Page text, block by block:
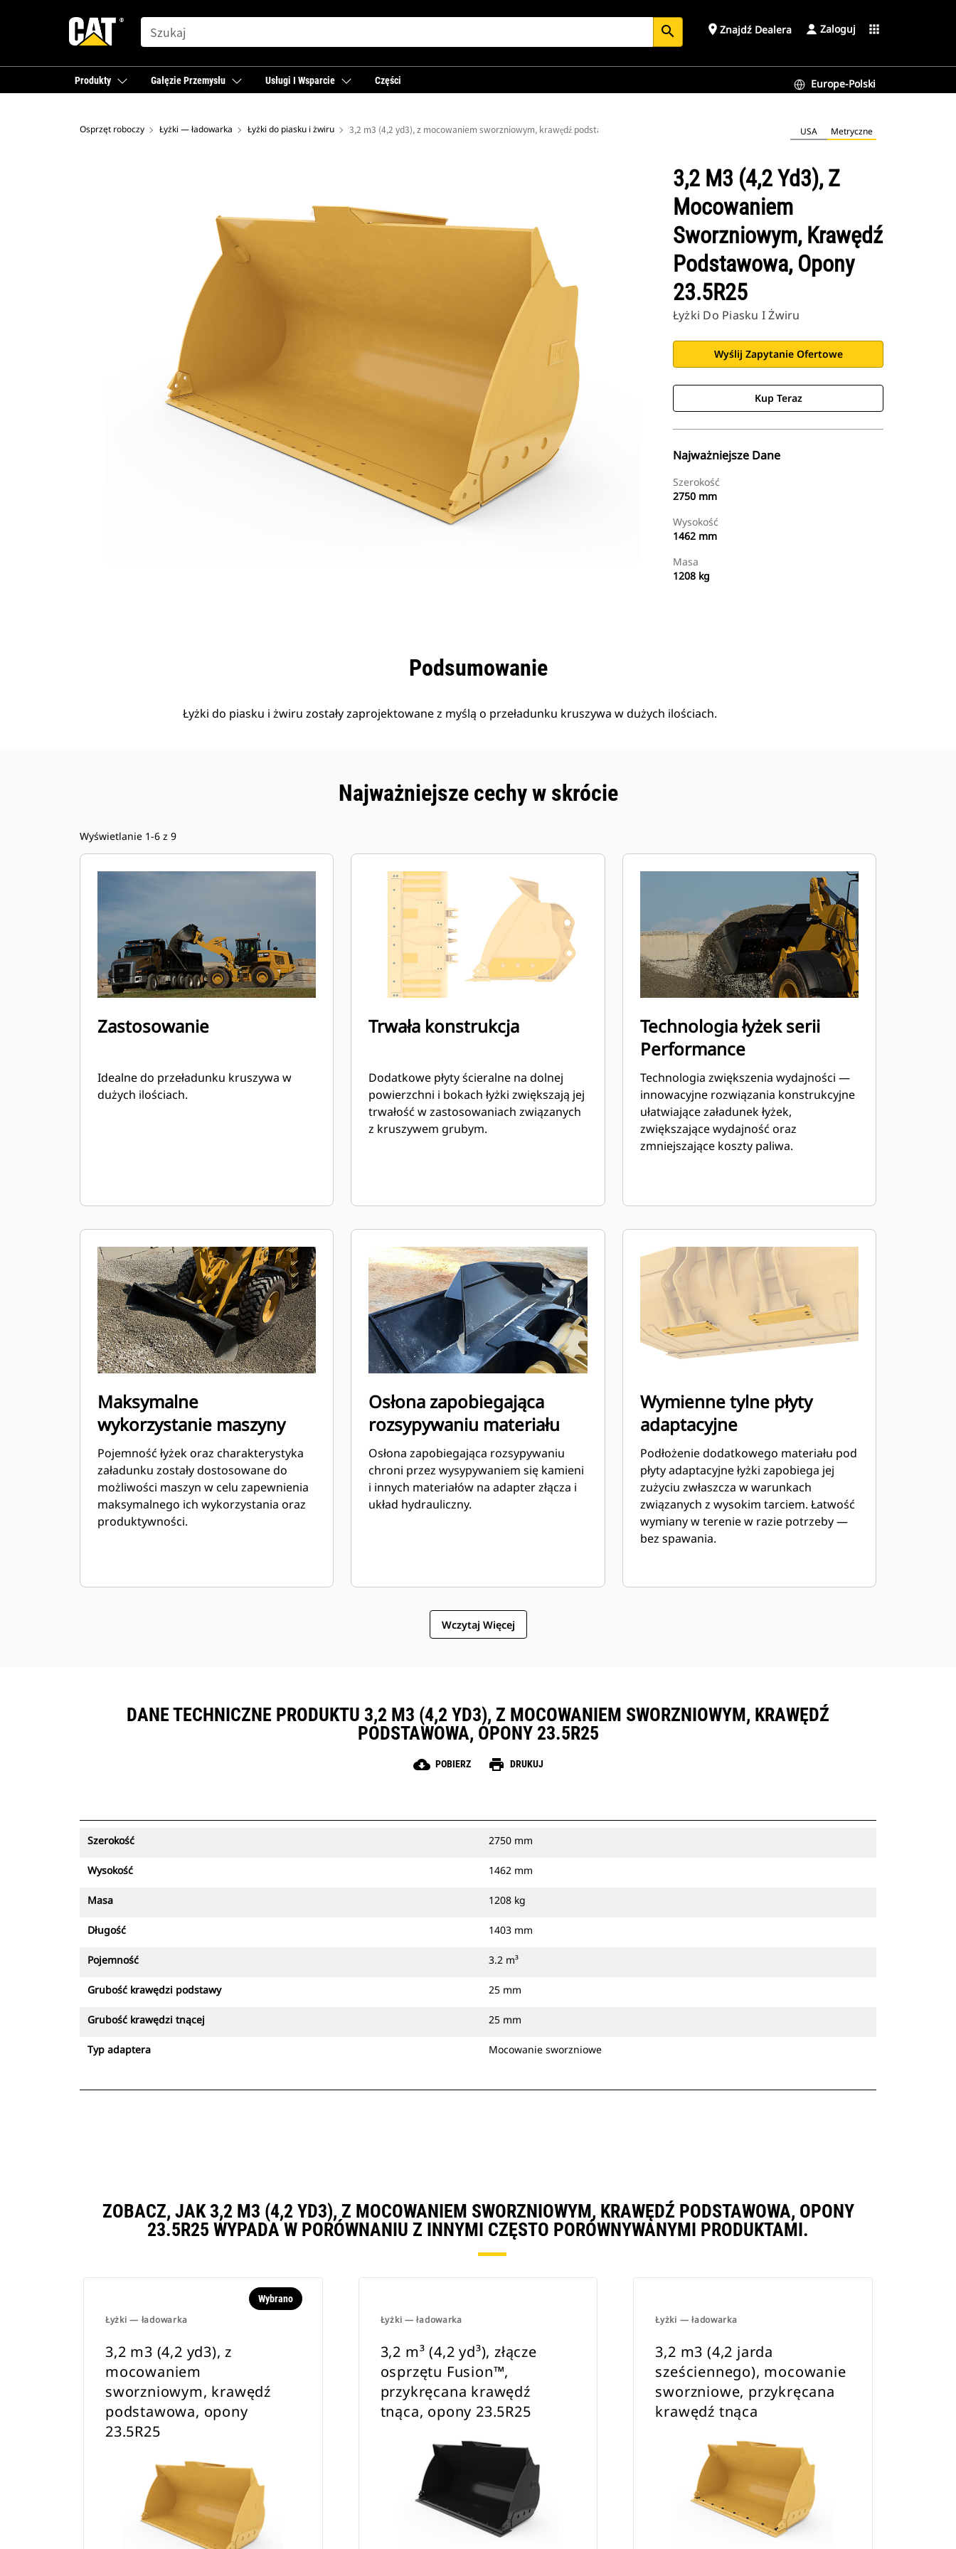
SEARCH search place Znajdź Dealera Zaloguj apps
Produkty Gałęzie Przemysłu Usługi I Wsparcie Części Europe-Polski
Osprzęt roboczy Łyżki — ładowarka Łyżki do piasku i żwiru 3,2 m3 (4,2 yd3), z mocowaniem sworzniowym, krawędź podstawowa, opony 23.5R25 USA Metryczne
3,2 M3 (4,2 Yd3), Z
Mocowaniem
Sworzniowym, Krawędź
Podstawowa, Opony
23.5R25
Łyżki Do Piasku I Żwiru
Wyślij Zapytanie Ofertowe
Kup Teraz
Najważniejsze Dane
Szerokość
2750 mm
Wysokość
1462 mm
Masa
1208 kg
Podsumowanie
Łyżki do piasku i żwiru zostały zaprojektowane z myślą o przeładunku kruszywa w dużych ilościach.
Najważniejsze cechy w skrócie
Wyświetlanie 1-6 z 9
Zastosowanie
Idealne do przeładunku kruszywa w
dużych ilościach.
Trwała konstrukcja
Dodatkowe płyty ścieralne na dolnej
powierzchni i bokach łyżki zwiększają jej
trwałość w zastosowaniach związanych
z kruszywem grubym.
Technologia łyżek serii
Performance
Technologia zwiększenia wydajności —
innowacyjne rozwiązania konstrukcyjne
ułatwiające załadunek łyżek,
zwiększające wydajność oraz
zmniejszające koszty paliwa.
Maksymalne
wykorzystanie maszyny
Pojemność łyżek oraz charakterystyka
załadunku zostały dostosowane do
możliwości maszyn w celu zapewnienia
maksymalnego ich wykorzystania oraz
produktywności.
Osłona zapobiegająca
rozsypywaniu materiału
Osłona zapobiegająca rozsypywaniu
chroni przez wysypywaniem się kamieni
i innych materiałów na adapter złącza i
układ hydrauliczny.
Wymienne tylne płyty
adaptacyjne
Podłożenie dodatkowego materiału pod
płyty adaptacyjne łyżki zapobiega jej
zużyciu zwłaszcza w warunkach
związanych z wysokim tarciem. Łatwość
wymiany w terenie w razie potrzeby —
bez spawania.
Wczytaj Więcej
DANE TECHNICZNE PRODUKTU 3,2 M3 (4,2 YD3), Z MOCOWANIEM SWORZNIOWYM, KRAWĘDŹ
PODSTAWOWA, OPONY 23.5R25
cloud_download POBIERZ print DRUKUJ
Szerokość 2750 mm
Wysokość 1462 mm
Masa 1208 kg
Długość 1403 mm
Pojemność 3.2 m³
Grubość krawędzi podstawy 25 mm
Grubość krawędzi tnącej 25 mm
Typ adaptera Mocowanie sworzniowe
ZOBACZ, JAK 3,2 M3 (4,2 YD3), Z MOCOWANIEM SWORZNIOWYM, KRAWĘDŹ PODSTAWOWA, OPONY
23.5R25 WYPADA W PORÓWNANIU Z INNYMI CZĘSTO PORÓWNYWANYMI PRODUKTAMI.
Łyżki — ładowarka
Wybrano
3,2 m3 (4,2 yd3), z
mocowaniem
sworzniowym, krawędź
podstawowa, opony
23.5R25
Łyżki — ładowarka
3,2 m³ (4,2 yd³), złącze
osprzętu Fusion™,
przykręcana krawędź
tnąca, opony 23.5R25
Łyżki — ładowarka
3,2 m3 (4,2 jarda
sześciennego), mocowanie
sworzniowe, przykręcana
krawędź tnąca